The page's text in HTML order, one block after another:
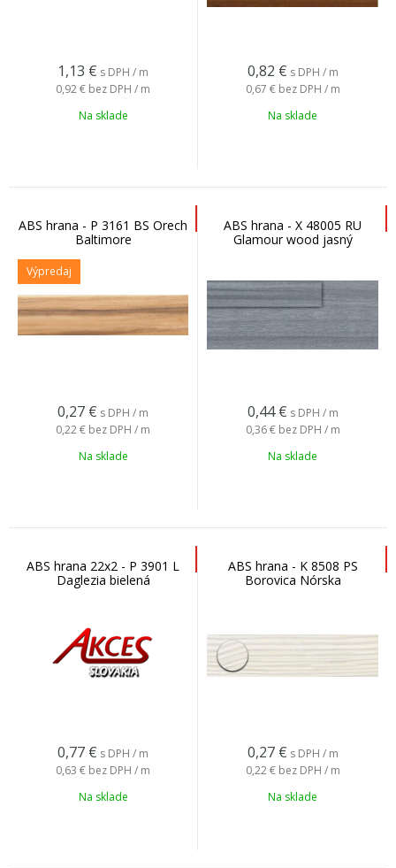
1,13 € s DPH / m
0,92 € bez DPH / m
Na sklade
0,82 € s DPH / m
0,67 € bez DPH / m
Na sklade
ABS hrana - P 3161 BS Orech
Baltimore
Výpredaj
0,27 € s DPH / m
0,22 € bez DPH / m
Na sklade
ABS hrana - X 48005 RU
Glamour wood jasný
0,44 € s DPH / m
0,36 € bez DPH / m
Na sklade
ABS hrana 22x2 - P 3901 L
Daglezia bielená
0,77 € s DPH / m
0,63 € bez DPH / m
Na sklade
ABS hrana - K 8508 PS
Borovica Nórska
0,27 € s DPH / m
0,22 € bez DPH / m
Na sklade